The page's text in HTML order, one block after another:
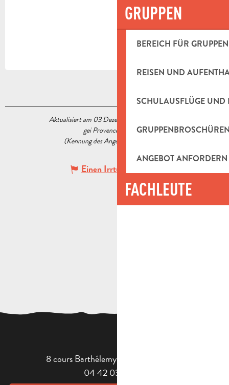
GRUPPEN
BEREICH FÜR GRUPPEN
REISEN UND
SCHULAUSFLÜGE UND
ANGEBOT ANFORDERN
FACHLEUTE
Aktualisiert am 03 Dezember 2020 Um 10:35
gei Provence Tourisme
(Kennung des Angebots :
Einen Irrtum angeben
8 cours Barthélemy - 13400 Aubagne
04 42 03 49 98